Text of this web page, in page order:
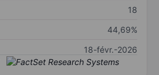
18
44,69%
18-févr.-2026